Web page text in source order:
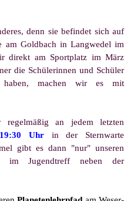
denn sie befindet sich auf
am Goldbach in Langwedel im
direkt am Sportplatz im März
die Schülerinnen und Schüler
haben, machen wir es mit
an jedem letzten
19:30 Uhrin der Sternwarte
gibt es dann "nur" unseren
Jugendtreff neben der